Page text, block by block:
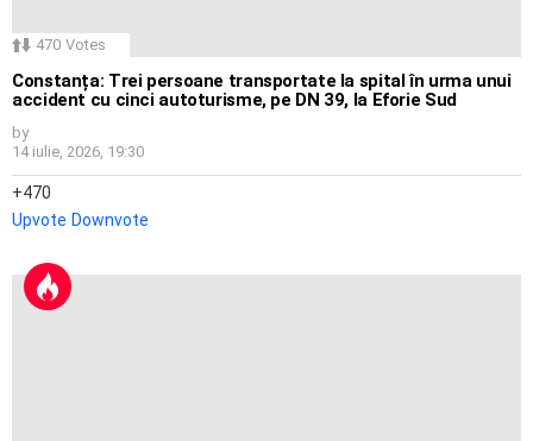
470 Votes
Constanța: Trei persoane transportate la spital în urma unui
accident cu cinci autoturisme, pe DN 39, la Eforie Sud
by
14 iulie, 2026, 19:30
470
Upvote Downvote